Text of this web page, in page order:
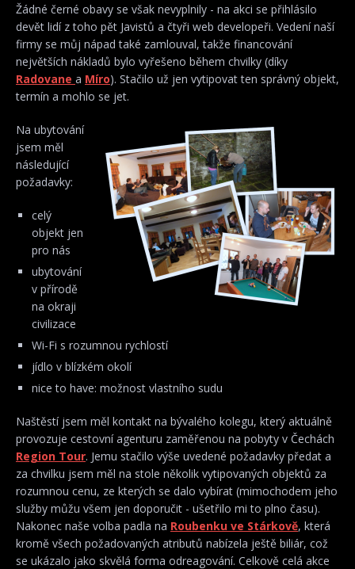
Žádné černé obavy se však nevyplnily - na akci se přihlásilo
devět lidí z toho pět Javistů a čtyři web developeři. Vedení naší
firmy se můj nápad také zamlouval, takže financování
největších nákladů bylo vyřešeno během chvilky (díky
Radovane a Míro). Stačilo už jen vytipovat ten správný objekt,
termín a mohlo se jet.
Na ubytování
jsem měl
následující
požadavky:
celý
objekt jen
pro nás
ubytování
v přírodě
na okraji
civilizace
Wi-Fi s rozumnou rychlostí
jídlo v blízkém okolí
nice to have: možnost vlastního sudu
Naštěstí jsem měl kontakt na bývalého kolegu, který aktuálně
provozuje cestovní agenturu zaměřenou na pobyty v Čechách
Region Tour. Jemu stačilo výše uvedené požadavky předat a
za chvilku jsem měl na stole několik vytipovaných objektů za
rozumnou cenu, ze kterých se dalo vybírat (mimochodem jeho
služby můžu všem jen doporučit - ušetřilo mi to plno času).
Nakonec naše volba padla na Roubenku ve Stárkově, která
kromě všech požadovaných atributů nabízela ještě biliár, což
se ukázalo jako skvělá forma odreagování. Celkově celá akce